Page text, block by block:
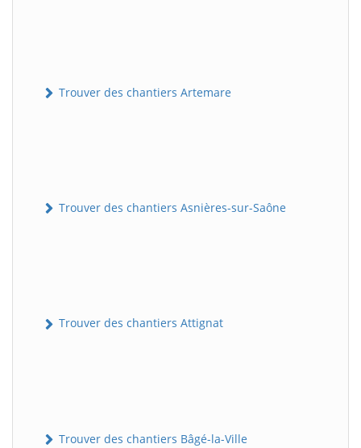
Trouver des chantiers Artemare
Trouver des chantiers Asnières-sur-Saône
Trouver des chantiers Attignat
Trouver des chantiers Bâgé-la-Ville